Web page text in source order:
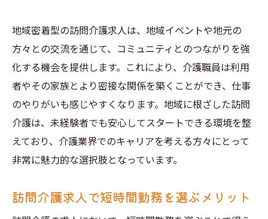
訪問介護求人でワークライフバランスを整
える
神戸市北区で訪問介護求人を選ぶ際のポイ
ント
短時間勤務で可能にする訪問介護と生活の
両立
ワークライフバランスを重視した訪問介護
求人の探し方
求人の魅力
地域密着型の訪問介護求人は、地域イベントや地元の
方々との交流を通じて、コミュニティとのつながりを強
化する機会を提供します。これにより、介護職員は利用
者やその家族とより密接な関係を築くことができ、仕事
のやりがいも感じやすくなります。地域に根ざした訪問
介護は、未経験者でも安心してスタートできる環境を整
えており、介護業界でのキャリアを考える方々にとって
非常に魅力的な選択肢となっています。
訪問介護求人で短時間勤務を選ぶメリット